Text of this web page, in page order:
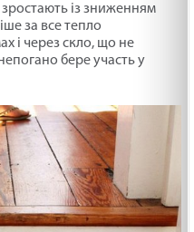
із зниженням
за все тепло
і через скло, що не
бере участь у